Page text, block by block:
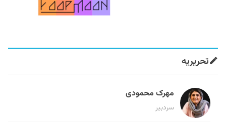
تحریریه
مهرک محمودی
سردبیر